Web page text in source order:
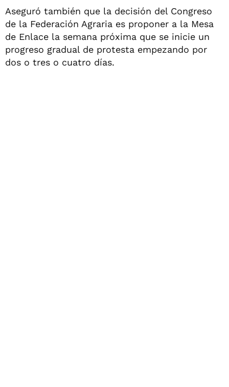
Aseguró también que la decisión del Congreso
de la Federación Agraria es proponer a la Mesa
de Enlace la semana próxima que se inicie un
progreso gradual de protesta empezando por
dos o tres o cuatro días.